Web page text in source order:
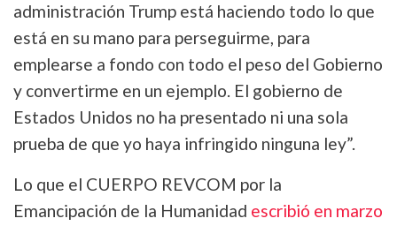
administración Trump está haciendo todo lo que
está en su mano para perseguirme, para
emplearse a fondo con todo el peso del Gobierno
y convertirme en un ejemplo. El gobierno de
Estados Unidos no ha presentado ni una sola
prueba de que yo haya infringido ninguna ley”.
Lo que el CUERPO REVCOM por la
Emancipación de la Humanidad escribió en marzo